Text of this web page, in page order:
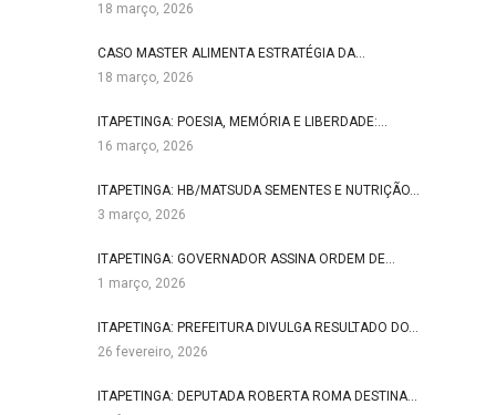
18 março, 2026
CASO MASTER ALIMENTA ESTRATÉGIA DA…
18 março, 2026
ITAPETINGA: POESIA, MEMÓRIA E LIBERDADE:…
16 março, 2026
ITAPETINGA: HB/MATSUDA SEMENTES E NUTRIÇÃO…
3 março, 2026
ITAPETINGA: GOVERNADOR ASSINA ORDEM DE…
1 março, 2026
ITAPETINGA: PREFEITURA DIVULGA RESULTADO DO…
26 fevereiro, 2026
ITAPETINGA: DEPUTADA ROBERTA ROMA DESTINA…